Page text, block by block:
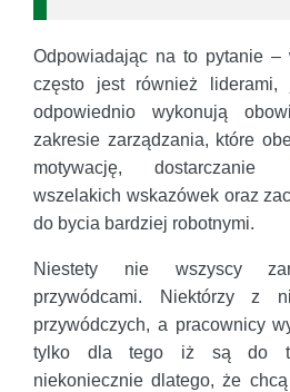
Odpowiadając na to pytanie –
często jest również liderami,
odpowiednio wykonują
zakresie zarządzania, które
motywację, dostarczanie
wszelakich wskazówek oraz
do bycia bardziej robotnymi.
Niestety nie wszyscy
przywódcami. Niektórzy z
przywódczych, a pracownicy
tylko dla tego iż są do
niekoniecznie dlatego, że